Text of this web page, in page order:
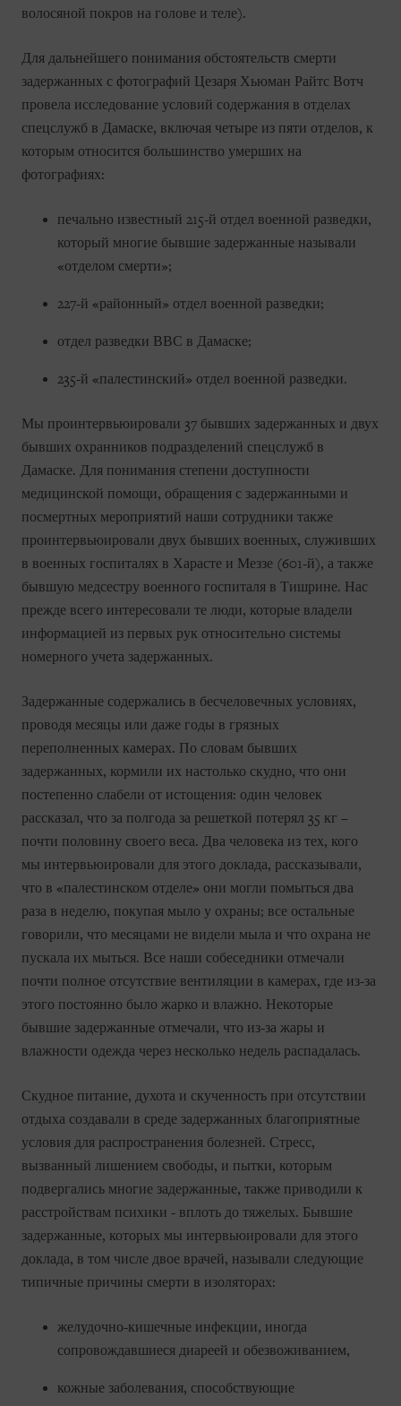
волосяной покров на голове и теле).
Для дальнейшего понимания обстоятельств смерти
задержанных с фотографий Цезаря Хьюман Райтс Вотч
провела исследование условий содержания в отделах
спецслужб в Дамаске, включая четыре из пяти отделов, к
которым относится большинство умерших на
фотографиях:
печально известный 215-й отдел военной разведки,
который многие бывшие задержанные называли
«отделом смерти»;
227-й «районный» отдел военной разведки;
отдел разведки ВВС в Дамаске;
235-й «палестинский» отдел военной разведки.
Мы проинтервьюировали 37 бывших задержанных и двух
бывших охранников подразделений спецслужб в
Дамаске. Для понимания степени доступности
медицинской помощи, обращения с задержанными и
посмертных мероприятий наши сотрудники также
проинтервьюировали двух бывших военных, служивших
в военных госпиталях в Харасте и Меззе (601-й), а также
бывшую медсестру военного госпиталя в Тишрине. Нас
прежде всего интересовали те люди, которые владели
информацией из первых рук относительно системы
номерного учета задержанных.
Задержанные содержались в бесчеловечных условиях,
проводя месяцы или даже годы в грязных
переполненных камерах. По словам бывших
задержанных, кормили их настолько скудно, что они
постепенно слабели от истощения: один человек
рассказал, что за полгода за решеткой потерял 35 кг –
почти половину своего веса. Два человека из тех, кого
мы интервьюировали для этого доклада, рассказывали,
что в «палестинском отделе» они могли помыться два
раза в неделю, покупая мыло у охраны; все остальные
говорили, что месяцами не видели мыла и что охрана не
пускала их мыться. Все наши собеседники отмечали
почти полное отсутствие вентиляции в камерах, где из-за
этого постоянно было жарко и влажно. Некоторые
бывшие задержанные отмечали, что из-за жары и
влажности одежда через несколько недель распадалась.
Скудное питание, духота и скученность при отсутствии
отдыха создавали в среде задержанных благоприятные
условия для распространения болезней. Стресс,
вызванный лишением свободы, и пытки, которым
подвергались многие задержанные, также приводили к
расстройствам психики - вплоть до тяжелых. Бывшие
задержанные, которых мы интервьюировали для этого
доклада, в том числе двое врачей, называли следующие
типичные причины смерти в изоляторах:
желудочно-кишечные инфекции, иногда
сопровождавшиеся диареей и обезвоживанием,
кожные заболевания, способствующие